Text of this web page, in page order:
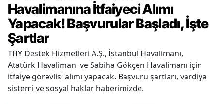
Havalimanına İtfaiyeci Alımı
Yapacak! Başvurular Başladı, İşte
Şartlar
THY Destek Hizmetleri A.Ş., İstanbul Havalimanı,
Atatürk Havalimanı ve Sabiha Gökçen Havalimanı için
itfaiye görevlisi alımı yapacak. Başvuru şartları, vardiya
sistemi ve sosyal haklar haberimizde.